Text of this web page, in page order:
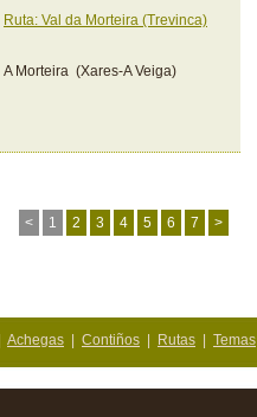
Ruta: Val da Morteira (Trevinca)
A Morteira (Xares-A Veiga)
< 1 2 3 4 5 6 7 >
Achegas Contiños Rutas Temas